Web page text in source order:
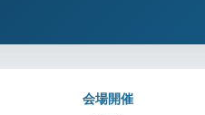
会場開催